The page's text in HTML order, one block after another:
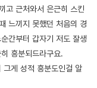
고 근처와서 은근히 스킨
느끼지 못했던 처음의 경
간부터 갑자기 저도 잘생
흥분되드라구요.
그게 성적 흥분도인걸 알